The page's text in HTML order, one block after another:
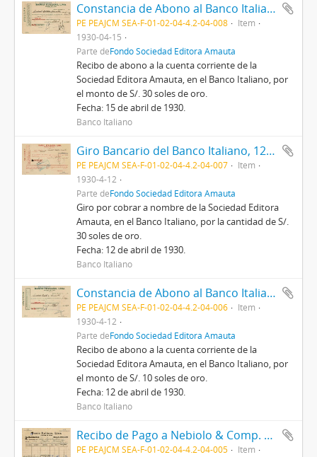
Constancia de Abono al Banco Italiano de Lima, 15/4/1930
PE PEAJCM SEA-F-01-02-04-4.2-04-008
Item
1930-04-15
Parte deFondo Sociedad Editora Amauta
Recibo de abono a la cuenta corriente de la
Sociedad Editora Amauta, en el Banco Italiano, por
el monto de S/. 30 soles de oro.
Fecha: 15 de abril de 1930.
Banco Italiano
Giro Bancario del Banco Italiano, 12/4/1930
PE PEAJCM SEA-F-01-02-04-4.2-04-007
Item
1930-4-12
Parte deFondo Sociedad Editora Amauta
Giro por cobrar a nombre de la Sociedad Editora
Amauta, en el Banco Italiano, por la cantidad de S/.
30 soles de oro.
Fecha: 12 de abril de 1930.
Banco Italiano
Constancia de Abono al Banco Italiano de Lima, 12/4/1930
PE PEAJCM SEA-F-01-02-04-4.2-04-006
Item
1930-4-12
Parte deFondo Sociedad Editora Amauta
Recibo de abono a la cuenta corriente de la
Sociedad Editora Amauta, en el Banco Italiano, por
el monto de S/. 10 soles de oro.
Fecha: 12 de abril de 1930.
Banco Italiano
Recibo de Pago a Nebiolo & Comp. Torino, 8/4/1930
PE PEAJCM SEA-F-01-02-04-4.2-04-005
Item